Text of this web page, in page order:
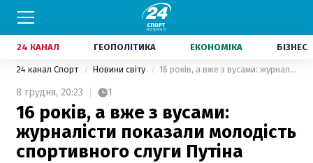
24 КАНАЛ ГЕОПОЛІТИКА ЕКОНОМІКА БІЗНЕС
24 канал Спорт Новини світу 16 років, а вже з вусами: журналісти показали молодість спортивного слуги Путіна
8 грудня, 20:23 1
16 років, а вже з вусами:
журналісти показали молодість
спортивного слуги Путіна